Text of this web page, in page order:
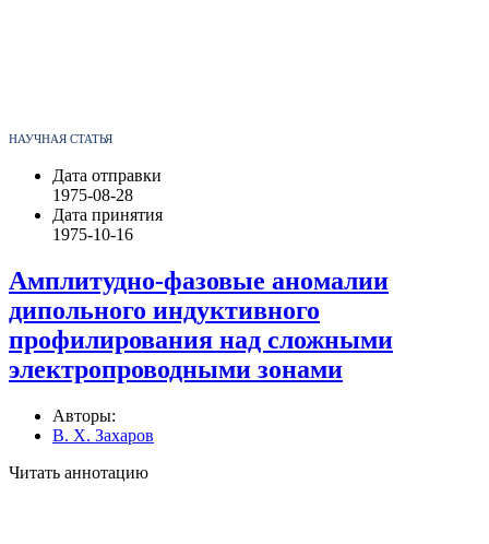
НАУЧНАЯ СТАТЬЯ
Дата отправки
1975-08-28
Дата принятия
1975-10-16
Амплитудно-фазовые аномалии
дипольного индуктивного
профилирования над сложными
электропроводными зонами
Авторы:
В. Х. Захаров
Читать аннотацию